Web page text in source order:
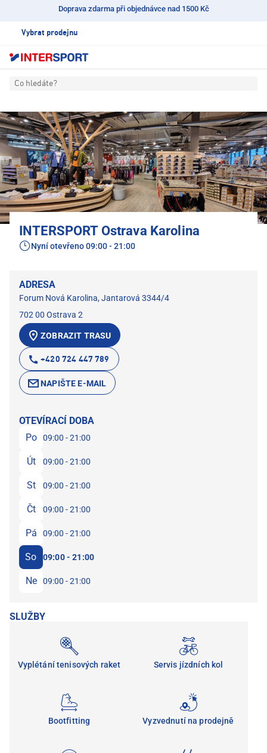
Doprava zdarma při objednávce nad 1500 Kč
Vybrat prodejnu
Co hledáte?
INTERSPORT Ostrava Karolina
Nyní otevřeno09:00 - 21:00
ADRESA
Forum Nová Karolina, Jantarová 3344/4
702 00 Ostrava 2
ZOBRAZIT TRASU
+420 724 447 789
NAPIŠTE E-MAIL
OTEVÍRACÍ DOBA
Po
09:00 - 21:00
Út 09:00 - 21:00
St 09:00 - 21:00
Čt 09:00 - 21:00
Pá 09:00 - 21:00
So 09:00 - 21:00
Ne 09:00 - 21:00
SLUŽBY
Vyplétání tenisových raket Servis jízdních kol
Bootfitting Vyzvednutí na prodejně